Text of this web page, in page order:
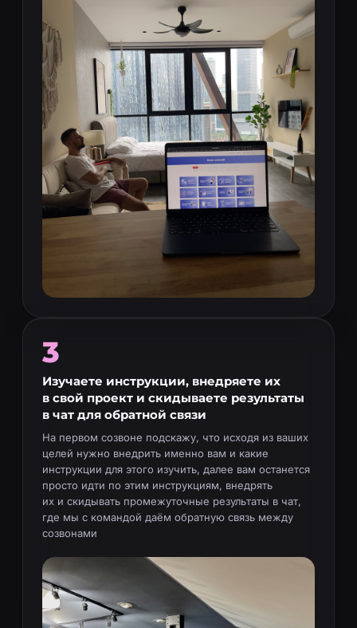
3
Изучаете инструкции, внедряете их
в свой проект и скидываете результаты
в чат для обратной связи
На первом созвоне подскажу, что исходя из ваших
целей нужно внедрить именно вам и какие
инструкции для этого изучить, далее вам останется
просто идти по этим инструкциям, внедрять
их и скидывать промежуточные результаты в чат,
где мы с командой даём обратную связь между
созвонами